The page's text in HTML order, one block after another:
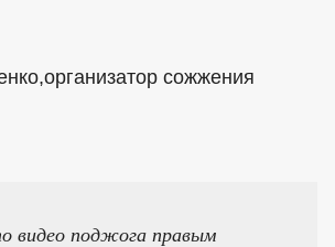
сожжения
видео поджога правым